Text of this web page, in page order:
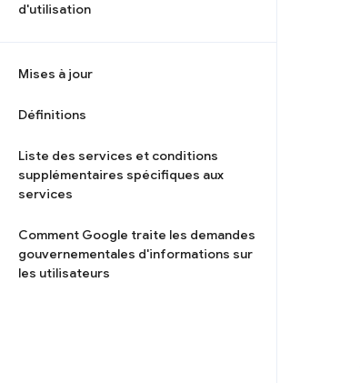
d'utilisation
Mises à jour
Définitions
Liste des services et conditions
supplémentaires spécifiques aux
services
Comment Google traite les demandes
gouvernementales d'informations sur
les utilisateurs